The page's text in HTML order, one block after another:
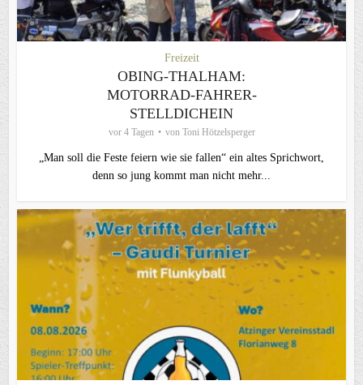
Freizeit
OBING-THALHAM:
MOTORRAD-FAHRER-
STELLDICHEIN
vor 4 Tagen von Toni Hötzelsperger
„Man soll die Feste feiern wie sie fallen“ ein altes Sprichwort,
denn so jung kommt man nicht mehr...